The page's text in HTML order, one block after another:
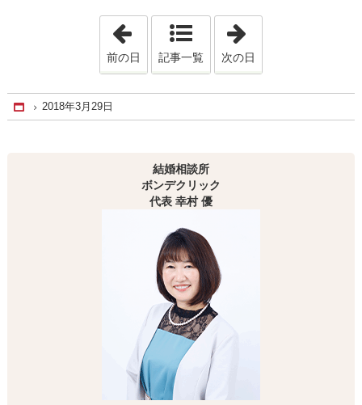
「2018年3月28日」
前の日 記事一覧 次の日
Home
2018年3月29日
結婚相談所
ボンデクリック
代表 幸村 優